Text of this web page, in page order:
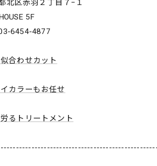
北区赤羽２丁目７−１
5F
6454-4877
合わせカット
カラーもお任せ
るトリートメント